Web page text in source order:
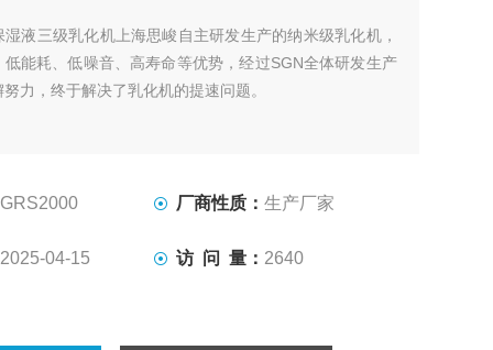
湿液三级乳化机上海思峻自主研发生产的纳米级乳化机，
低能耗、低噪音、高寿命等优势，经过SGN全体研发生产
力，终于解决了乳化机的提速问题。
GRS2000 厂商性质：生产厂家
2025-04-15 访 问 量： 2640